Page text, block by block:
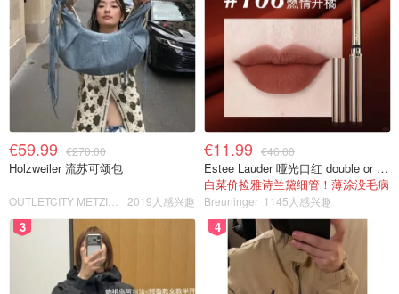
€59.99 €270.00
Holzweiler 流苏可颂包
2019人感兴趣
€11.99 €46.00
Estee Lauder 哑光口红 double or nothing色号
白菜价捡雅诗兰黛细管！薄涂没毛病
Breuninger 1145人感兴趣
3 4